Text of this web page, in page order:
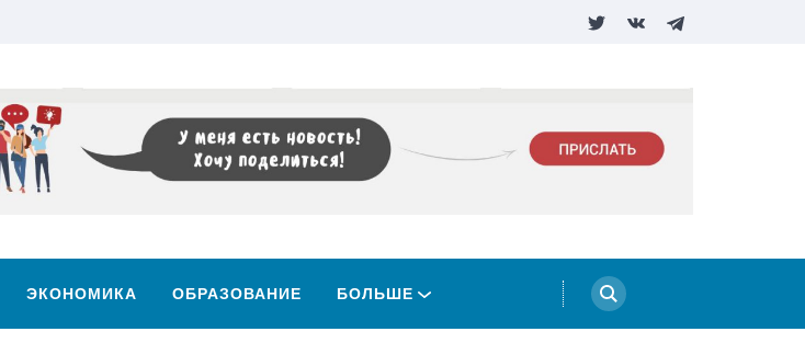
ЭКОНОМИКА ОБРАЗОВАНИЕ БОЛЬШЕ